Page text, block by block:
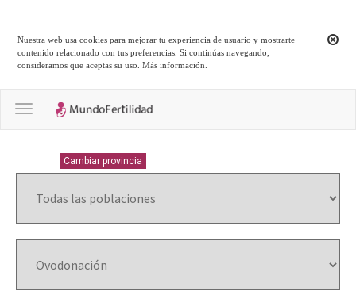
Nuestra web usa cookies para mejorar tu experiencia de usuario y mostrarte
contenido relacionado con tus preferencias. Si continúas navegando,
consideramos que aceptas su uso.Más información
Toggle navigation
Cambiar provincia